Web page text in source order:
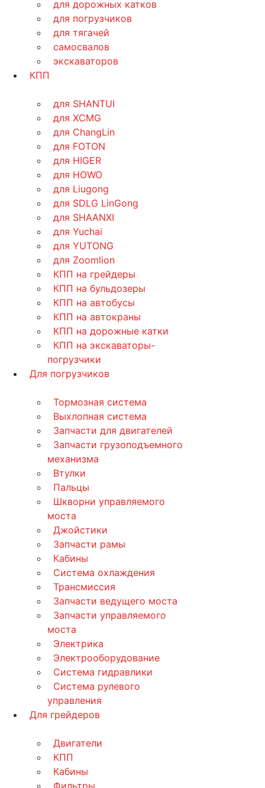
для дорожных катков
для погрузчиков
для тягачей
самосвалов
экскаваторов
КПП
для SHANTUI
для XCMG
для ChangLin
для FOTON
для HIGER
для HOWO
для Liugong
для SDLG LinGong
для SHAANXI
для Yuchai
для YUTONG
для Zoomlion
КПП на грейдеры
КПП на бульдозеры
КПП на автобусы
КПП на автокраны
КПП на дорожные катки
КПП на экскаваторы-
погрузчики
Для погрузчиков
Тормозная система
Выхлопная система
Запчасти для двигателей
Запчасти грузоподъемного
механизма
Втулки
Пальцы
Шкворни управляемого
моста
Джойстики
Запчасти рамы
Кабины
Система охлаждения
Трансмиссия
Запчасти ведущего моста
Запчасти управляемого
моста
Электрика
Электрооборудование
Система гидравлики
Система рулевого
управления
Для грейдеров
Двигатели
КПП
Кабины
Фильтры